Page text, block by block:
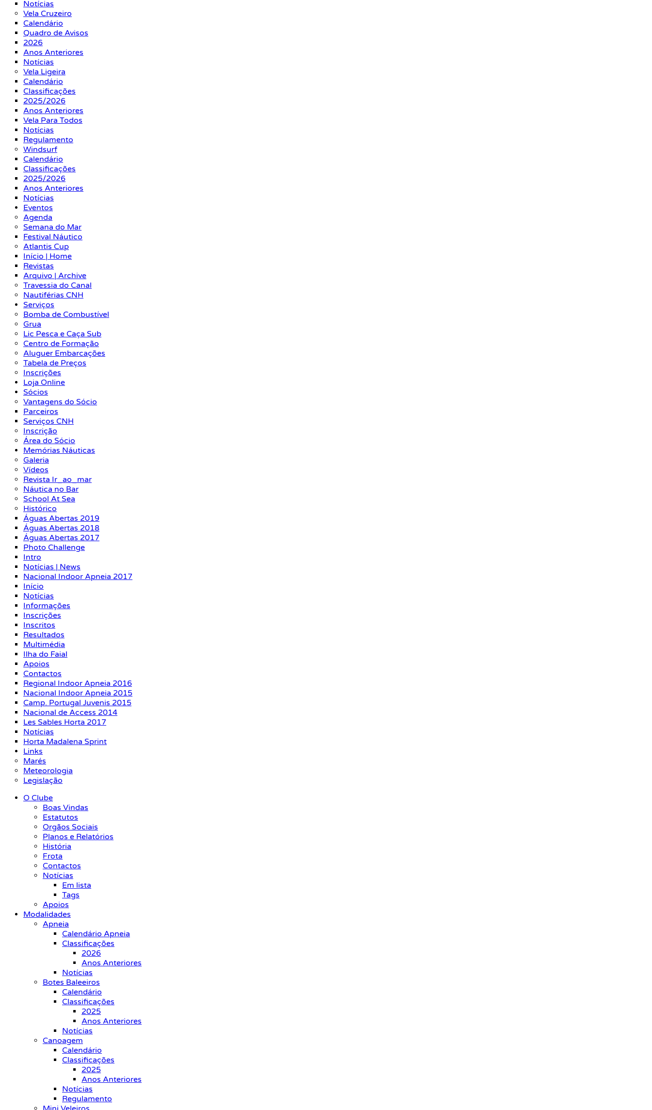
Notícias
Vela Cruzeiro
Calendário
Quadro de Avisos
2026
Anos Anteriores
Notícias
Vela Ligeira
Calendário
Classificações
2025/2026
Anos Anteriores
Vela Para Todos
Notícias
Regulamento
Windsurf
Calendário
Classificações
2025/2026
Anos Anteriores
Notícias
Eventos
Agenda
Semana do Mar
Festival Náutico
Atlantis Cup
Início | Home
Revistas
Arquivo | Archive
Travessia do Canal
Nautiférias CNH
Serviços
Bomba de Combustível
Grua
Lic Pesca e Caça Sub
Centro de Formação
Aluguer Embarcações
Tabela de Preços
Inscrições
Loja Online
Sócios
Vantagens do Sócio
Parceiros
Serviços CNH
Inscrição
Área do Sócio
Memórias Náuticas
Galeria
Vídeos
Revista Ir_ao_mar
Náutica no Bar
School At Sea
Histórico
Águas Abertas 2019
Águas Abertas 2018
Águas Abertas 2017
Photo Challenge
Intro
Notícias | News
Nacional Indoor Apneia 2017
Início
Notícias
Informações
Inscrições
Inscritos
Resultados
Multimédia
Ilha do Faial
Apoios
Contactos
Regional Indoor Apneia 2016
Nacional Indoor Apneia 2015
Camp. Portugal Juvenis 2015
Nacional de Access 2014
Les Sables Horta 2017
Notícias
Horta Madalena Sprint
Links
Marés
Meteorologia
Legislação
O Clube
Boas Vindas
Estatutos
Orgãos Sociais
Planos e Relatórios
História
Frota
Contactos
Notícias
Em lista
Tags
Apoios
Modalidades
Apneia
Calendário Apneia
Classificações
2026
Anos Anteriores
Notícias
Botes Baleeiros
Calendário
Classificações
2025
Anos Anteriores
Notícias
Canoagem
Calendário
Classificações
2025
Anos Anteriores
Notícias
Regulamento